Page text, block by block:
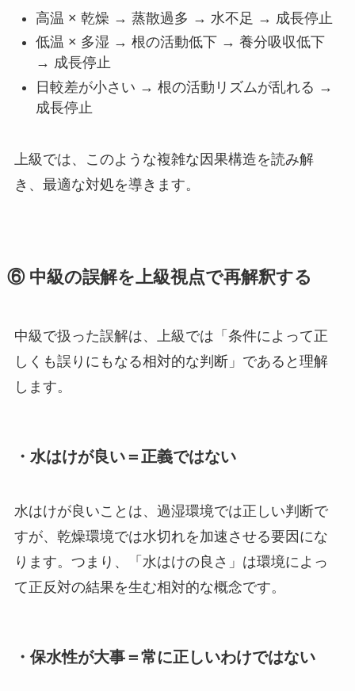
高温 × 乾燥 → 蒸散過多 → 水不足 → 成長停止
低温 × 多湿 → 根の活動低下 → 養分吸収低下
→ 成長停止
日較差が小さい → 根の活動リズムが乱れる →
成長停止
上級では、このような複雑な因果構造を読み解
き、最適な対処を導きます。
⑥ 中級の誤解を上級視点で再解釈する
中級で扱った誤解は、上級では「条件によって正
しくも誤りにもなる相対的な判断」であると理解
します。
・水はけが良い＝正義ではない
水はけが良いことは、過湿環境では正しい判断で
すが、乾燥環境では水切れを加速させる要因にな
ります。つまり、「水はけの良さ」は環境によっ
て正反対の結果を生む相対的な概念です。
・保水性が大事＝常に正しいわけではない